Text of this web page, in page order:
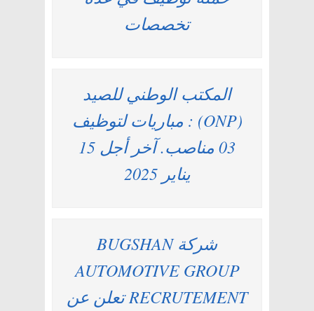
تخصصات
المكتب الوطني للصيد
(ONP) : مباريات لتوظيف
03 مناصب. آخر أجل 15
يناير 2025
شركة BUGSHAN
AUTOMOTIVE GROUP
RECRUTEMENT تعلن عن